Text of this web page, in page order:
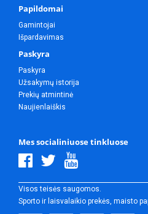
Papildomai
Gamintojai
Išpardavimas
Paskyra
Paskyra
Užsakymų istorija
Prekių atmintinė
Naujienlaiškis
Mes socialiniuose tinkluose
Visos teisės saugomos.
Sporto ir laisvalaikio prekės, maisto